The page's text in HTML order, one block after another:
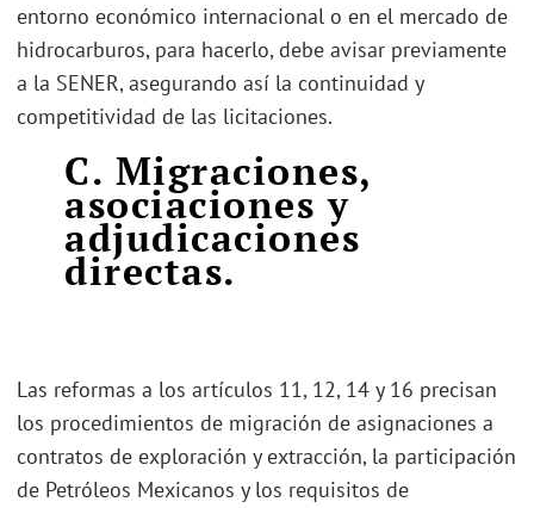
entorno económico internacional o en el mercado de
hidrocarburos, para hacerlo, debe avisar previamente
a la SENER, asegurando así la continuidad y
competitividad de las licitaciones.
C. Migraciones,
asociaciones y
adjudicaciones
directas.
Las reformas a los artículos 11, 12, 14 y 16 precisan
los procedimientos de migración de asignaciones a
contratos de exploración y extracción, la participación
de Petróleos Mexicanos y los requisitos de